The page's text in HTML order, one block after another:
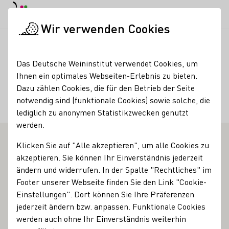
Weingüter Rolf
Gansen/Karl Andries
Vinothek
Über Generationen schon waren sie zwei der bekanntesten
Winzerbetriebe an der Mosel, die Familien Gansen und
Andries im Tourismus ort Ernst östlich von Cochem. Bei
der Suche nach einem Ausbau und Innovationen stießen sie
aufgrund der beengten Lage auf ihren eigenen Gütern bald
Wir verwenden Cookies
Das Deutsche Weininstitut verwendet Cookies, um
Ihnen ein optimales Webseiten-Erlebnis zu bieten.
Dazu zählen Cookies, die für den Betrieb der Seite
notwendig sind (funktionale Cookies) sowie solche, die
lediglich zu anonymen Statistikzwecken genutzt
werden.
Klicken Sie auf "Alle akzeptieren", um alle Cookies zu
akzeptieren. Sie können Ihr Einverständnis jederzeit
ändern und widerrufen. In der Spalte "Rechtliches" im
Footer unserer Webseite finden Sie den Link "Cookie-
Einstellungen". Dort können Sie Ihre Präferenzen
jederzeit ändern bzw. anpassen. Funktionale Cookies
werden auch ohne Ihr Einverständnis weiterhin